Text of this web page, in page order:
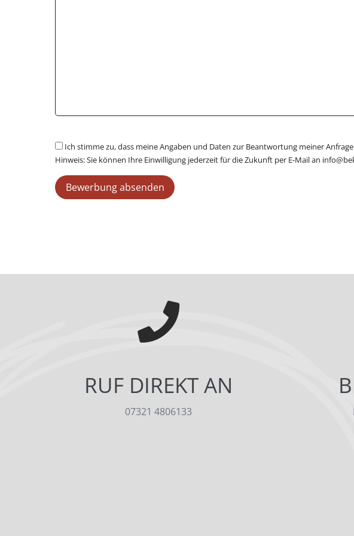
Ich stimme zu, dass meine Angaben und Daten zur Beantwortung meiner
Hinweis: Sie können Ihre Einwilligung jederzeit für die Zukunft per E­-Mail an
RUF DIREKT AN
07321 4806133